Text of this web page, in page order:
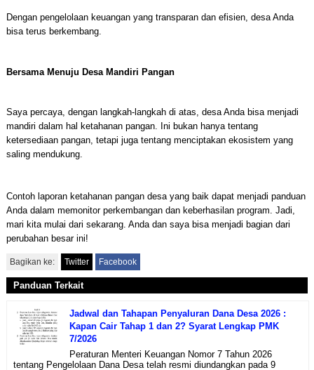
Dengan pengelolaan keuangan yang transparan dan efisien, desa Anda
bisa terus berkembang.
Bersama Menuju Desa Mandiri Pangan
Saya percaya, dengan langkah-langkah di atas, desa Anda bisa menjadi
mandiri dalam hal ketahanan pangan. Ini bukan hanya tentang
ketersediaan pangan, tetapi juga tentang menciptakan ekosistem yang
saling mendukung.
Contoh laporan ketahanan pangan desa yang baik dapat menjadi panduan
Anda dalam memonitor perkembangan dan keberhasilan program. Jadi,
mari kita mulai dari sekarang. Anda dan saya bisa menjadi bagian dari
perubahan besar ini!
Bagikan ke: Twitter Facebook
Panduan Terkait
Jadwal dan Tahapan Penyaluran Dana Desa 2026 :
Kapan Cair Tahap 1 dan 2? Syarat Lengkap PMK
7/2026
Peraturan Menteri Keuangan Nomor 7 Tahun 2026
tentang Pengelolaan Dana Desa telah resmi diundangkan pada 9